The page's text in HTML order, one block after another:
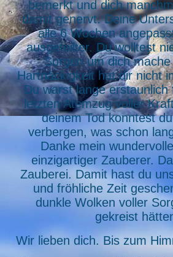
bemerkt und dich
damit genervt. Deine
alle 6 Wochen
ausgefeilter. Du wolltest
Sorgen um dich
Hartnäckigkeit hat dir nicht
Du warst lange
letzten Atemzug voller
deinem Tod konntest
verbergen, was schon
Danke mein
einzigartiger Zauberer.
Zauberei. Damit hast du
und fröhliche Zeit
dunkle Wolken voller
gekreist
Wir lieben dich. Bis zum